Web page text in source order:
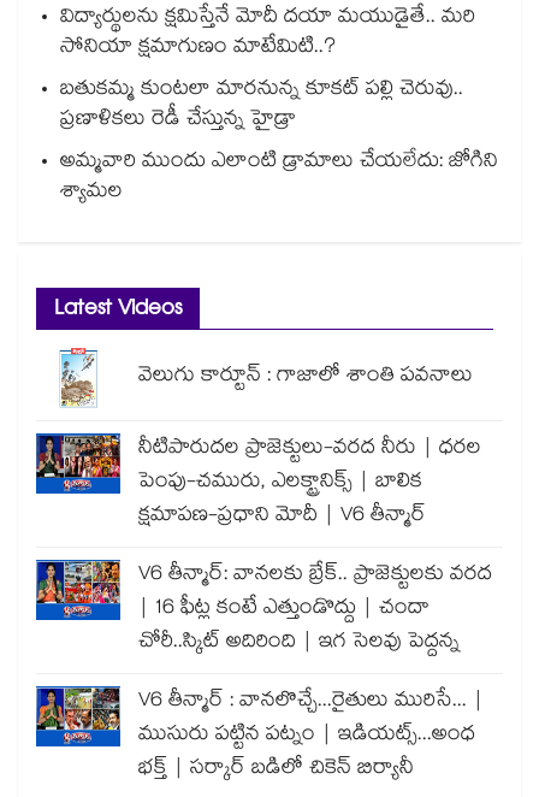
విద్యార్థులను క్షమిస్తేనే మోదీ దయా మయుడైతే.. మరి
సోనియా క్షమాగుణం మాటేమిటి..?
బతుకమ్మ కుంటలా మారనున్న కూకట్ పల్లి చెరువు..
ప్రణాళికలు రెడీ చేస్తున్న హైడ్రా
అమ్మవారి ముందు ఎలాంటి డ్రామాలు చేయలేదు: జోగిని
శ్యామల
Latest Videos
వెలుగు కార్టూన్ : గాజాలో శాంతి పవనాలు
నీటిపారుదల ప్రాజెక్టులు-వరద నీరు | ధరల
పెంపు-చమురు, ఎలక్ట్రానిక్స్ | బాలిక
క్షమాపణ-ప్రధాని మోదీ | V6 తీన్మార్
V6 తీన్మార్: వానలకు బ్రేక్.. ప్రాజెక్టులకు వరద
| 16 ఫీట్ల కంటే ఎత్తుండొద్దు | చందా
చోరీ..స్కిట్ అదిరింది | ఇగ సెలవు పెద్దన్న
V6 తీన్మార్ : వానలొచ్చే...రైతులు మురిసే... |
ముసురు పట్టిన పట్నం | ఇడియట్స్...అంధ
భక్త్ | సర్కార్ బడిలో చికెన్ బిర్యానీ